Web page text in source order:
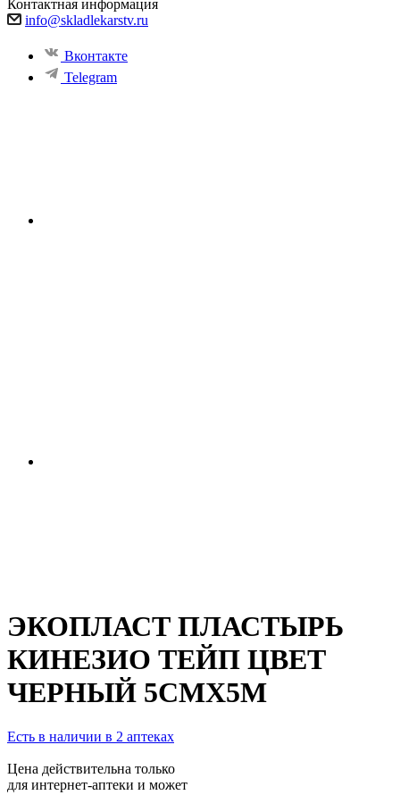
Контактная информация
info@skladlekarstv.ru
Вконтакте
Telegram
ЭКОПЛАСТ ПЛАСТЫРЬ
КИНЕЗИО ТЕЙП ЦВЕТ
ЧЕРНЫЙ 5СМХ5М
Есть в наличии в 2 аптеках
Цена действительна только
для интернет-аптеки и может